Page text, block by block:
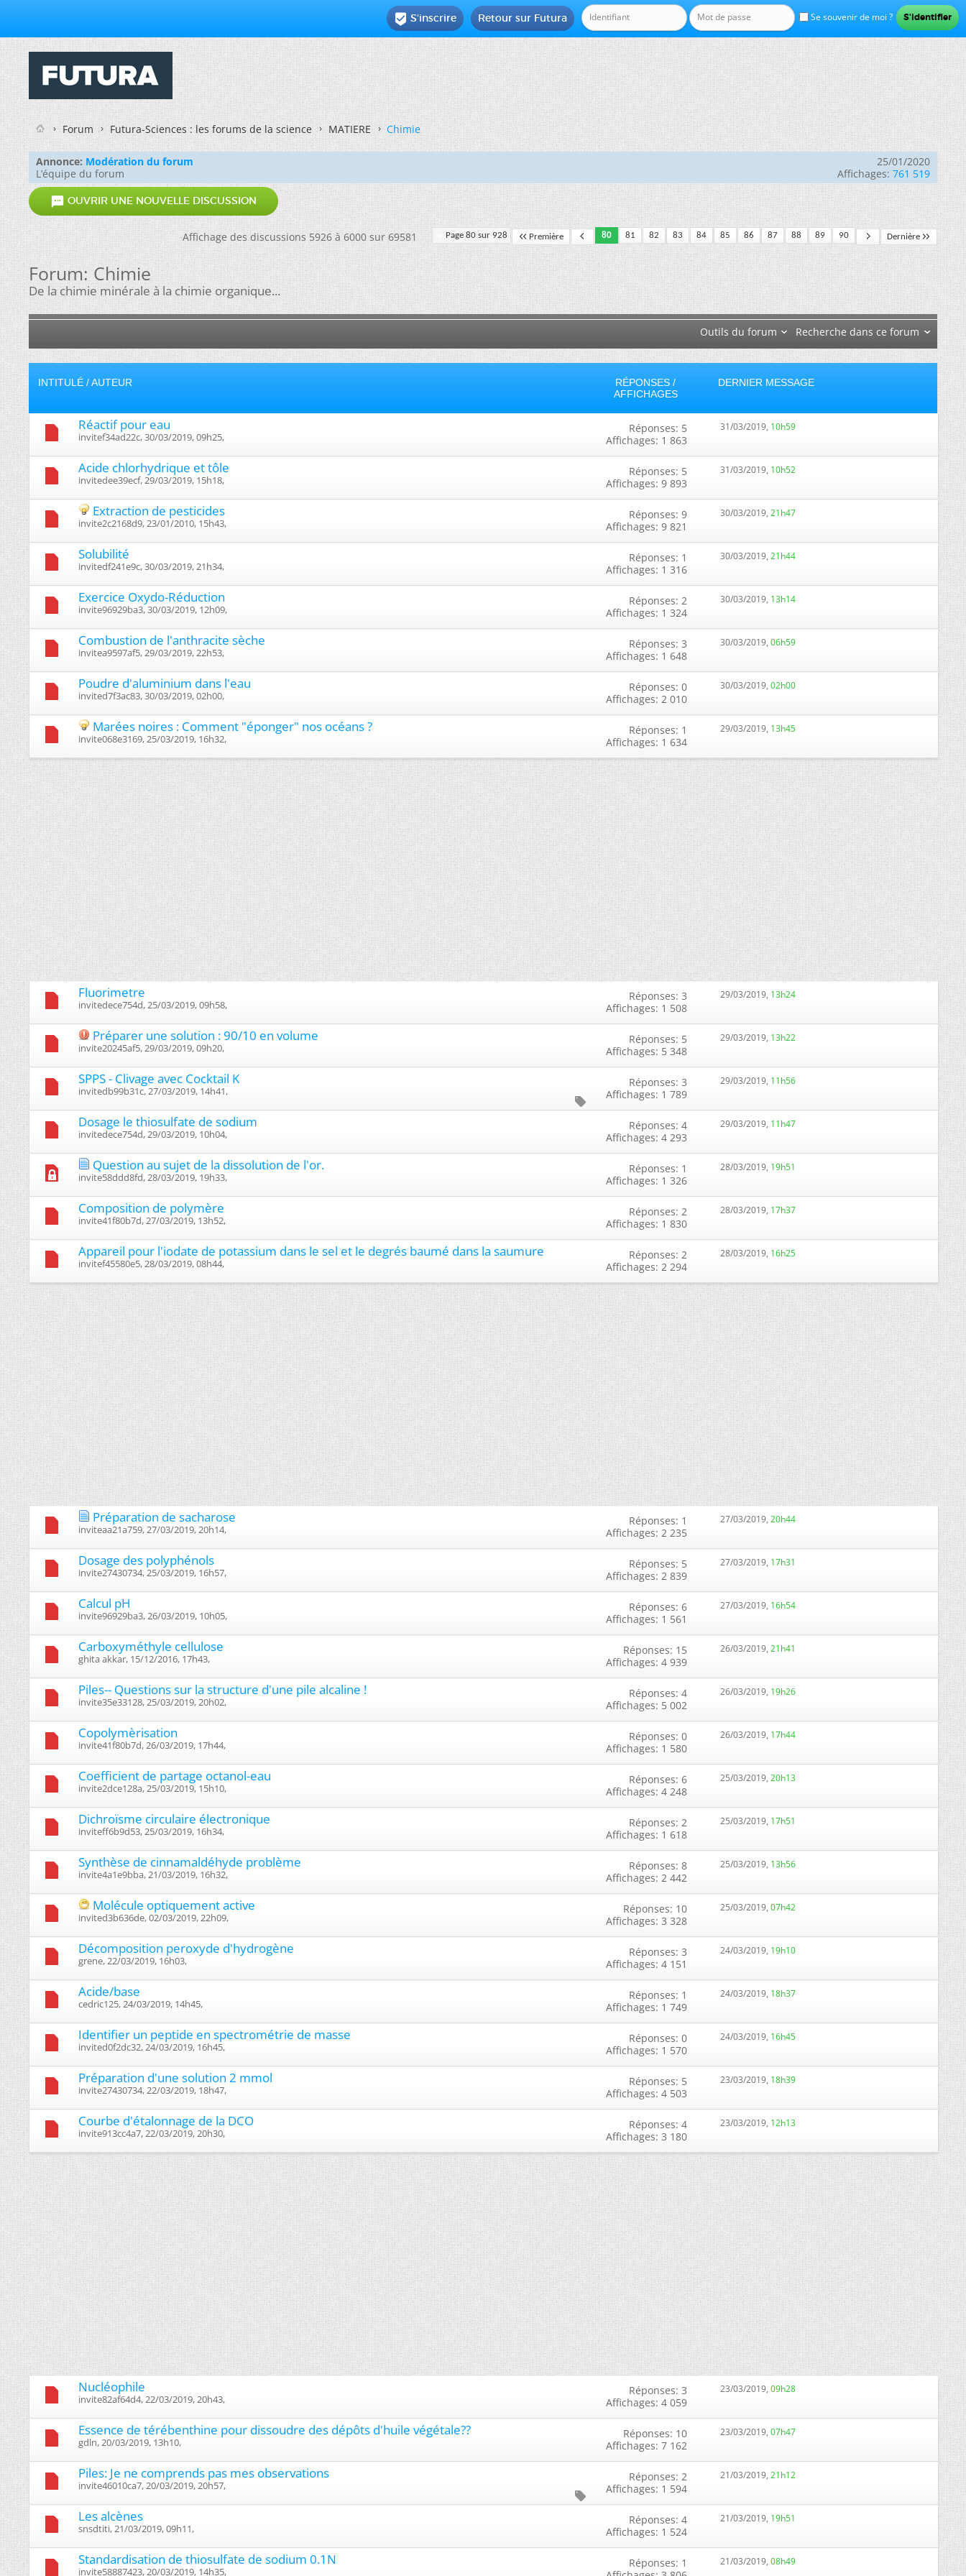
Se souvenir de moi ?
Retour sur Futura
 S'inscrire
Forum Futura-Sciences : les forums de la science MATIERE Chimie
Annonce: Modération du forum
L’équipe du forum
25/01/2020
Affichages: 761 519
 OUVRIR UNE NOUVELLE DISCUSSION
Page 80 sur 928 Première 80 81 82 83 84 85 86 87 88 89 90 Dernière
Affichage des discussions 5926 à 6000 sur 69581
Forum:Chimie
De la chimie minérale à la chimie organique...
Outils du forum Recherche dans ce forum
INTITULÉ /AUTEUR
RÉPONSES /
AFFICHAGES
DERNIER MESSAGE
Réactif pour eau
invitef34ad22c, 30/03/2019, 09h25, ‎
Réponses: 5
Affichages: 1 863
31/03/2019, 10h59
Acide chlorhydrique et tôle
invitedee39ecf, 29/03/2019, 15h18, ‎
Réponses: 5
Affichages: 9 893
31/03/2019, 10h52
Extraction de pesticides
invite2c2168d9, 23/01/2010, 15h43, ‎
Réponses: 9
Affichages: 9 821
30/03/2019, 21h47
Solubilité
invitedf241e9c, 30/03/2019, 21h34, ‎
Réponses: 1
Affichages: 1 316
30/03/2019, 21h44
Exercice Oxydo-Réduction
invite96929ba3, 30/03/2019, 12h09, ‎
Réponses: 2
Affichages: 1 324
30/03/2019, 13h14
Combustion de l'anthracite sèche
invitea9597af5, 29/03/2019, 22h53, ‎
Réponses: 3
Affichages: 1 648
30/03/2019, 06h59
Poudre d'aluminium dans l'eau
invited7f3ac83, 30/03/2019, 02h00, ‎
Réponses: 0
Affichages: 2 010
30/03/2019, 02h00
Marées noires : Comment "éponger" nos océans ?
invite068e3169, 25/03/2019, 16h32, ‎
Réponses: 1
Affichages: 1 634
29/03/2019, 13h45
Fluorimetre
invitedece754d, 25/03/2019, 09h58, ‎
Réponses: 3
Affichages: 1 508
29/03/2019, 13h24
Préparer une solution : 90/10 en volume
invite20245af5, 29/03/2019, 09h20, ‎
Réponses: 5
Affichages: 5 348
29/03/2019, 13h22
SPPS - Clivage avec Cocktail K
invitedb99b31c, 27/03/2019, 14h41, ‎
Réponses: 3
Affichages: 1 789
29/03/2019, 11h56
Dosage le thiosulfate de sodium
invitedece754d, 29/03/2019, 10h04, ‎
Réponses: 4
Affichages: 4 293
29/03/2019, 11h47
Question au sujet de la dissolution de l'or.
invite58ddd8fd, 28/03/2019, 19h33, ‎
Réponses: 1
Affichages: 1 326
28/03/2019, 19h51
Composition de polymère
invite41f80b7d, 27/03/2019, 13h52, ‎
Réponses: 2
Affichages: 1 830
28/03/2019, 17h37
Appareil pour l'iodate de potassium dans le sel et le degrés baumé dans la saumure
invitef45580e5, 28/03/2019, 08h44, ‎
Réponses: 2
Affichages: 2 294
28/03/2019, 16h25
Préparation de sacharose
inviteaa21a759, 27/03/2019, 20h14, ‎
Réponses: 1
Affichages: 2 235
27/03/2019, 20h44
Dosage des polyphénols
invite27430734, 25/03/2019, 16h57, ‎
Réponses: 5
Affichages: 2 839
27/03/2019, 17h31
Calcul pH
invite96929ba3, 26/03/2019, 10h05, ‎
Réponses: 6
Affichages: 1 561
27/03/2019, 16h54
Carboxyméthyle cellulose
ghita akkar, 15/12/2016, 17h43, ‎
Réponses: 15
Affichages: 4 939
26/03/2019, 21h41
Piles-- Questions sur la structure d'une pile alcaline !
invite35e33128, 25/03/2019, 20h02, ‎
Réponses: 4
Affichages: 5 002
26/03/2019, 19h26
Copolymèrisation
invite41f80b7d, 26/03/2019, 17h44, ‎
Réponses: 0
Affichages: 1 580
26/03/2019, 17h44
Coefficient de partage octanol-eau
invite2dce128a, 25/03/2019, 15h10, ‎
Réponses: 6
Affichages: 4 248
25/03/2019, 20h13
Dichroïsme circulaire électronique
inviteff6b9d53, 25/03/2019, 16h34, ‎
Réponses: 2
Affichages: 1 618
25/03/2019, 17h51
Synthèse de cinnamaldéhyde problème
invite4a1e9bba, 21/03/2019, 16h32, ‎
Réponses: 8
Affichages: 2 442
25/03/2019, 13h56
Molécule optiquement active
invited3b636de, 02/03/2019, 22h09, ‎
Réponses: 10
Affichages: 3 328
25/03/2019, 07h42
Décomposition peroxyde d'hydrogène
grene, 22/03/2019, 16h03, ‎
Réponses: 3
Affichages: 4 151
24/03/2019, 19h10
Acide/base
cedric125, 24/03/2019, 14h45, ‎
Réponses: 1
Affichages: 1 749
24/03/2019, 18h37
Identifier un peptide en spectrométrie de masse
invited0f2dc32, 24/03/2019, 16h45, ‎
Réponses: 0
Affichages: 1 570
24/03/2019, 16h45
Préparation d'une solution 2 mmol
invite27430734, 22/03/2019, 18h47, ‎
Réponses: 5
Affichages: 4 503
23/03/2019, 18h39
Courbe d'étalonnage de la DCO
invite913cc4a7, 22/03/2019, 20h30, ‎
Réponses: 4
Affichages: 3 180
23/03/2019, 12h13
Nucléophile
invite82af64d4, 22/03/2019, 20h43, ‎
Réponses: 3
Affichages: 4 059
23/03/2019, 09h28
Essence de térébenthine pour dissoudre des dépôts d'huile végétale??
gdln, 20/03/2019, 13h10, ‎
Réponses: 10
Affichages: 7 162
23/03/2019, 07h47
Piles: Je ne comprends pas mes observations
invite46010ca7, 20/03/2019, 20h57, ‎
Réponses: 2
Affichages: 1 594
21/03/2019, 21h12
Les alcènes
snsdtiti, 21/03/2019, 09h11, ‎
Réponses: 4
Affichages: 1 524
21/03/2019, 19h51
Standardisation de thiosulfate de sodium 0.1N
invite58887423, 20/03/2019, 14h35, ‎
Réponses: 1
21/03/2019, 08h49